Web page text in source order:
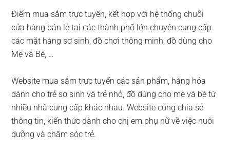
Điểm mua sắm trực tuyến, kết hợp với hệ thống chuỗi
cửa hàng bán lẻ tại các thành phố lớn chuyên cung cấp
các mặt hàng sơ sinh, đồ chơi thông minh, đồ dùng cho
Mẹ và Bé, …
Website mua sắm trực tuyến các sản phẩm, hàng hóa
dành cho trẻ sơ sinh và trẻ nhỏ, đồ dùng cho mẹ và bé từ
nhiều nhà cung cấp khác nhau. Website cũng chia sẻ
thông tin, kiến thức dành cho chị em phụ nữ về việc nuôi
dưỡng và chăm sóc trẻ.